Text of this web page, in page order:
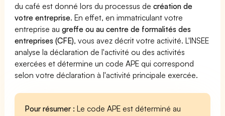
du café est donné lors du processus decréation de
votre entreprise. En effet, en immatriculant votre
entreprise augreffe ou au centre de formalités des
entreprises (CFE), vous avez décrit votre activité. L'INSEE
analyse la déclaration de l'activité ou des activités
exercées et détermine un code APE qui correspond
selon votre déclaration à l'activité principale exercée.
Pour résumer : Le code APE est déterminé au